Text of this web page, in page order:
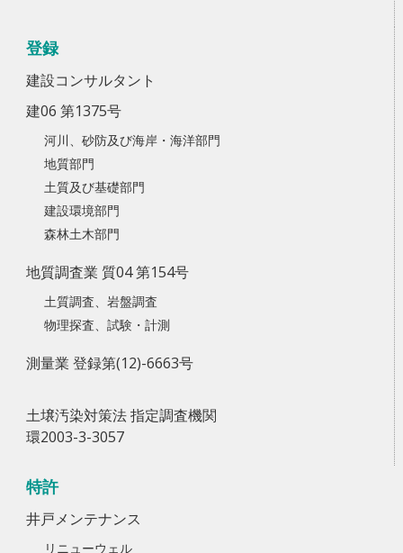
登録
建設コンサルタント
建06 第1375号
河川、砂防及び海岸・海洋部門
地質部門
土質及び基礎部門
建設環境部門
森林土木部門
地質調査業 質04 第154号
土質調査、岩盤調査
物理探査、試験・計測
測量業 登録第(12)-6663号
土壌汚染対策法 指定調査機関
環2003-3-3057
特許
井戸メンテナンス
リニューウェル